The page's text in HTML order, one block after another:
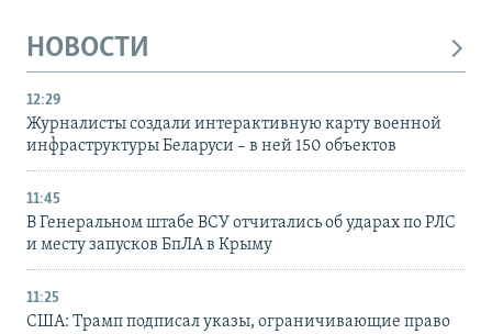
НОВОСТИ
12:29
Журналисты создали интерактивную карту военной
инфраструктуры Беларуси – в ней 150 объектов
11:45
В Генеральном штабе ВСУ отчитались об ударах по РЛС
и месту запусков БпЛА в Крыму
11:25
США: Трамп подписал указы, ограничивающие право